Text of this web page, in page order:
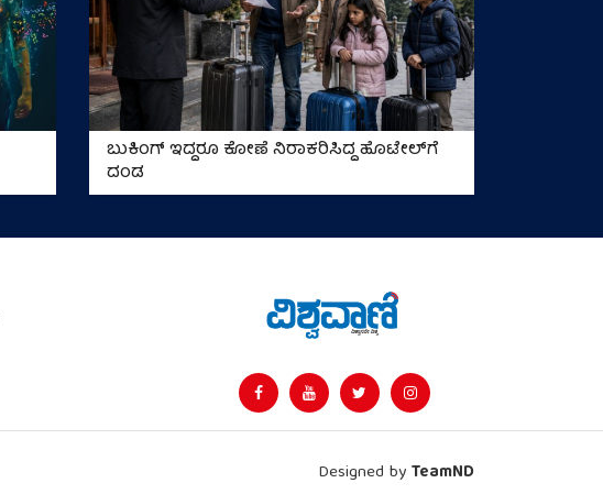
ಬುಕಿಂಗ್ ಇದ್ದರೂ ಕೋಣೆ ನಿರಾಕರಿಸಿದ್ದ ಹೊಟೇಲ್‌ಗೆ
ದಂಡ
Designed byTeamND